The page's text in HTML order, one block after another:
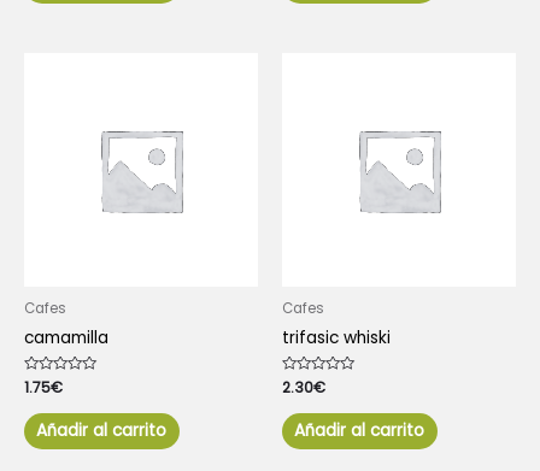
Cafes
camamilla
Valorado
con
de
5
1.75€
Añadir al carrito
Cafes
trifasic whiski
Valorado
con
de
5
2.30€
Añadir al carrito